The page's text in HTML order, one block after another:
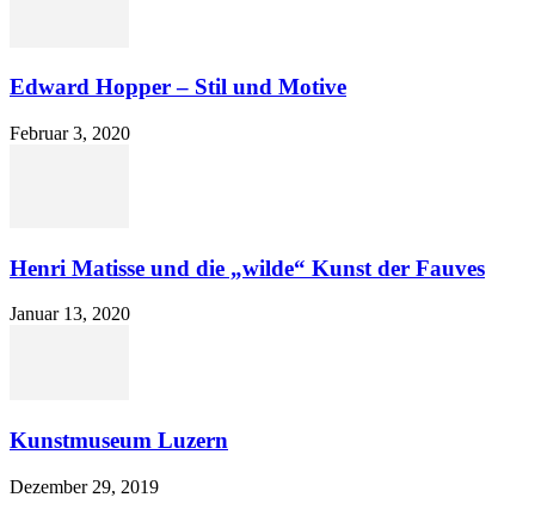
Edward Hopper – Stil und Motive
Februar 3, 2020
Henri Matisse und die „wilde“ Kunst der Fauves
Januar 13, 2020
Kunstmuseum Luzern
Dezember 29, 2019